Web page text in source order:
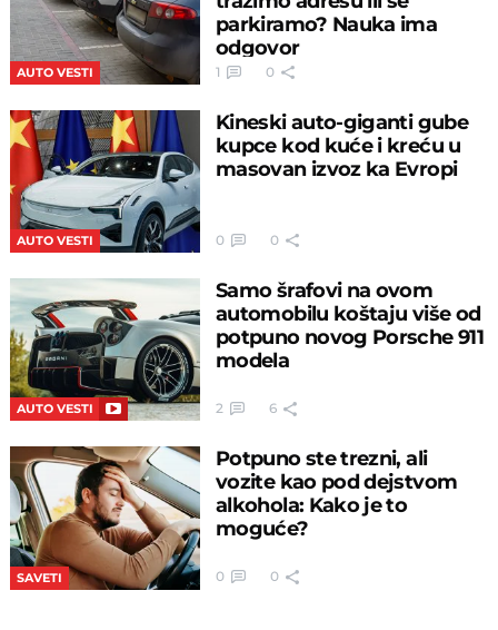
AUTO VESTI
parkiramo? Nauka ima
odgovor
1 0
AUTO VESTI
Kineski auto-giganti gube
kupce kod kuće i kreću u
masovan izvoz ka Evropi
0 0
AUTO VESTI
Samo šrafovi na ovom
automobilu koštaju više od
potpuno novog Porsche 911
modela
2 6
SAVETI
Potpuno ste trezni, ali
vozite kao pod dejstvom
alkohola: Kako je to
moguće?
0 0